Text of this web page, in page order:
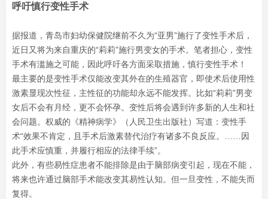
呼吁慎行变性手术
据报道，青岛市妇幼保健院继前不久为“亚男”施行了变性手术后，
近日又将为来自重庆的“莉莉”施行男变女的手术。笔者担心，变性
手术有滥施之可能，因此呼吁各方面采取措施，慎行变性手术！
最主要的是变性手术仅能改变其外在的生殖器官，即使术后使用性
激素显现次性征，主性征的功能却永远不能发挥。比如“莉莉”男变
女后不会有月经，更不会怀孕。变性后将会遇到许多新的人生和社
会问题。权威的《精神病学》（人民卫生出版社）写道：变性手
术“效果不肯定，且手术后激素替代治疗有诸多不良反应。……因
此手术应慎重，并履行相应的法律手续”。
此外，有些易性症患者不能排除是由于脑部病变引起，现在不能，
将来也许通过脑部手术能改变其易性认知。但一旦变性，不能失而
复得。